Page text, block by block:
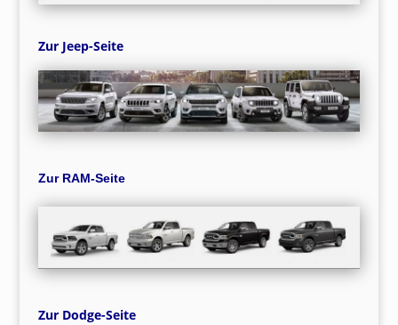
Zur Jeep-Seite
Zur RAM-Seite
Zur Dodge-Seite